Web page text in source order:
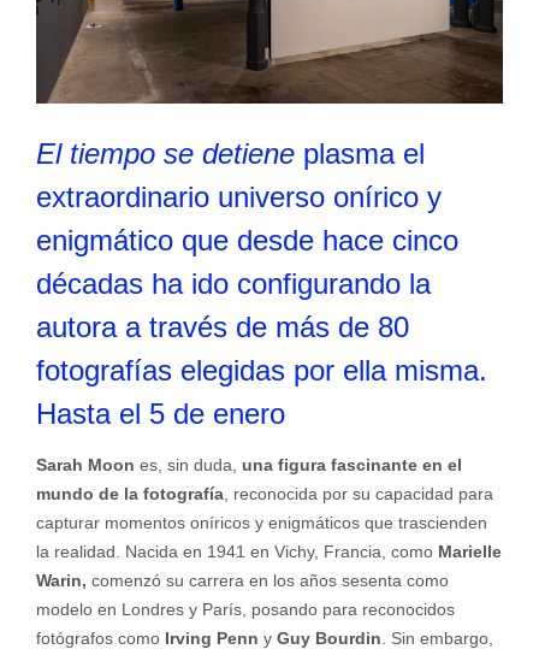
El tiempo se detieneplasma el
extraordinario universo onírico y
enigmático que desde hace cinco
décadas ha ido configurando la
autora a través de más de 80
fotografías elegidas por ella misma.
Hasta el 5 de enero
Sarah Moon es, sin duda, una figura fascinante en el
mundo de la fotografía, reconocida por su capacidad para
capturar momentos oníricos y enigmáticos que trascienden
la realidad. Nacida en 1941 en Vichy, Francia, como Marielle
Warin, comenzó su carrera en los años sesenta como
modelo en Londres y París, posando para reconocidos
fotógrafos como Irving Penn y Guy Bourdin . Sin embargo,